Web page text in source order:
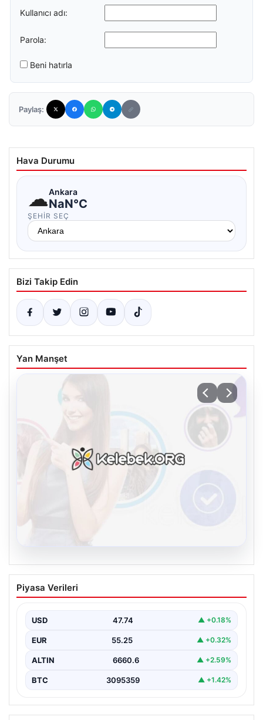
Kullanıcı adı:
Parola:
Beni hatırla
Paylaş:
Hava Durumu
☁Ankara
NaN°C
ŞEHIR SEÇ
Bizi Takip Edin
Yan Manşet
Kelebek chat adresi İle Dijital İletişimin
Sertifikalı Adresi Ve Muhabbet
İnternet çağında bireylerin güvenli bir tarzda irtibat
Piyasa Verileri
USD 47.74 ▲ +0.18%
EUR 55.25 ▲ +0.32%
ALTIN 6660.6 ▲ +2.59%
BTC 3095359 ▲ +1.42%